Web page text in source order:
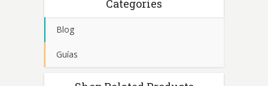
Categories
Blog
Guías